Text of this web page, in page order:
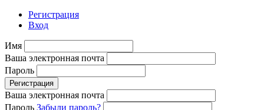
Регистрация
Вход
Имя
Ваша электронная почта
Пароль
Регистрация
Ваша электронная почта
Пароль Забыли пароль?